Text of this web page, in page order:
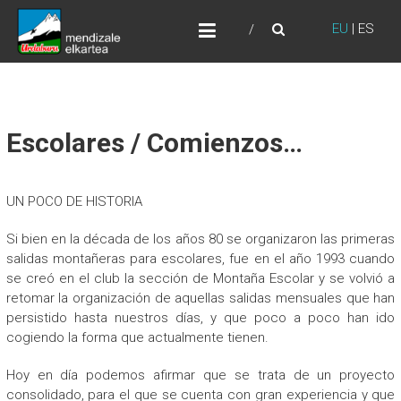
Skip
content
EU | ES
URDABURU
Grupo de Montaña
Escolares / Comienzos…
UN POCO DE HISTORIA
Si bien en la década de los años 80 se organizaron las primeras
salidas montañeras para escolares, fue en el año 1993 cuando
se creó en el club la sección de Montaña Escolar y se volvió a
retomar la organización de aquellas salidas mensuales que han
persistido hasta nuestros días, y que poco a poco han ido
cogiendo la forma que actualmente tienen.
Hoy en día podemos afirmar que se trata de un proyecto
consolidado, para el que se cuenta con gran experiencia y que